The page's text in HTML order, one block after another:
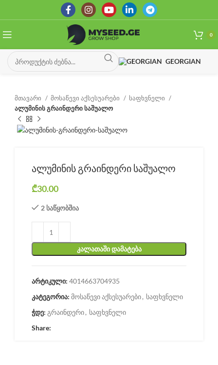
0
GEORGIAN
მთავარი მოსაწევი აქსესუარები
საფხვნელი
ალუმინის გრაინდერი საშუალო
ალუმინის გრაინდერი საშუალო
₾30.00
2 საწყობშია
ᲙᲐᲚᲐᲗᲐᲨᲘ ᲓᲐᲛᲐᲢᲔᲑᲐ
არტიკული: 4014663704935
კატეგორია: მოსაწევი აქსესუარები, საფხვნელი
ჭდე: გრაინდერი, საფხვნელი
Share: